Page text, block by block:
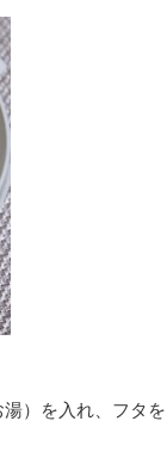
）を入れ、フタを